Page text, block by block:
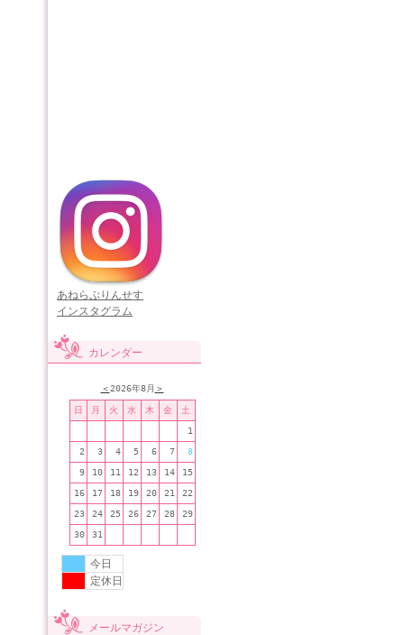
あねらぷりんせす
インスタグラム
カレンダー
＜2026年8月 ＞
日 月 火 水 木 金 土
1
2 3 4 5 6 7 8
9 10 11 12 13 14 15
16 17 18 19 20 21 22
23 24 25 26 27 28 29
30 31
今日
定休日
メールマガジン